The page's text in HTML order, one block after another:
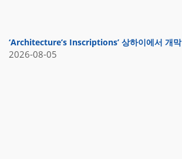
‘Architecture’s Inscriptions’ 상하이에서 개막
2026-08-05